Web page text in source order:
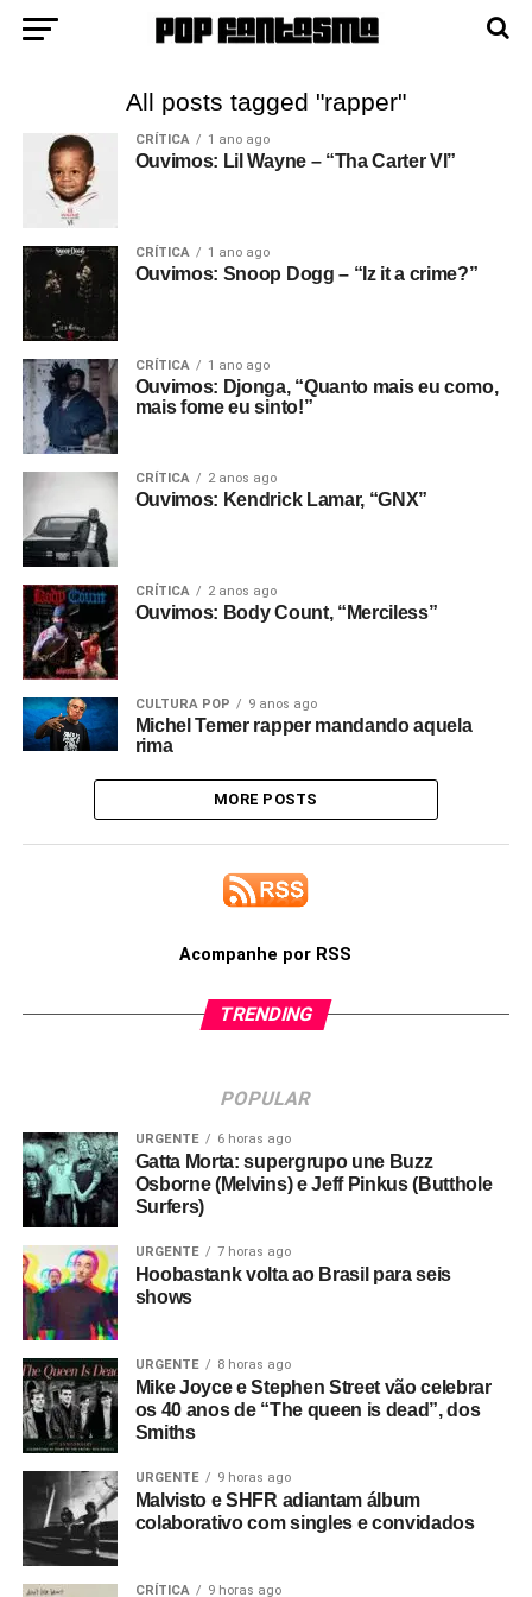
All posts tagged "rapper"
CRÍTICA 1 ano ago
Ouvimos: Lil Wayne – “Tha Carter VI”
CRÍTICA 1 ano ago
Ouvimos: Snoop Dogg – “Iz it a crime?”
CRÍTICA 1 ano ago
Ouvimos: Djonga, “Quanto mais eu como,
mais fome eu sinto!”
CRÍTICA 2 anos ago
Ouvimos: Kendrick Lamar, “GNX”
CRÍTICA 2 anos ago
Ouvimos: Body Count, “Merciless”
CULTURA POP 9 anos ago
Michel Temer rapper mandando aquela
rima
MORE POSTS
Acompanhe por RSS
TRENDING
POPULAR
URGENTE 6 horas ago
Gatta Morta: supergrupo une Buzz
Osborne (Melvins) e Jeff Pinkus (Butthole
Surfers)
URGENTE 7 horas ago
Hoobastank volta ao Brasil para seis
shows
URGENTE 8 horas ago
Mike Joyce e Stephen Street vão celebrar
os 40 anos de “The queen is dead”, dos
Smiths
URGENTE 9 horas ago
Malvisto e SHFR adiantam álbum
colaborativo com singles e convidados
CRÍTICA 9 horas ago